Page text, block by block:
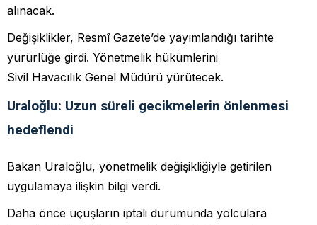
alınacak.
Değişiklikler, Resmî Gazete’de yayımlandığı tarihte
yürürlüğe girdi. Yönetmelik hükümlerini
Sivil Havacılık Genel Müdürü yürütecek.
Uraloğlu: Uzun süreli gecikmelerin önlenmesi
hedeflendi
Bakan Uraloğlu, yönetmelik değişikliğiyle getirilen
uygulamaya ilişkin bilgi verdi.
Daha önce uçuşların iptali durumunda yolculara